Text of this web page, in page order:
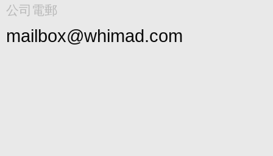
公司電郵
mailbox@whimad.com